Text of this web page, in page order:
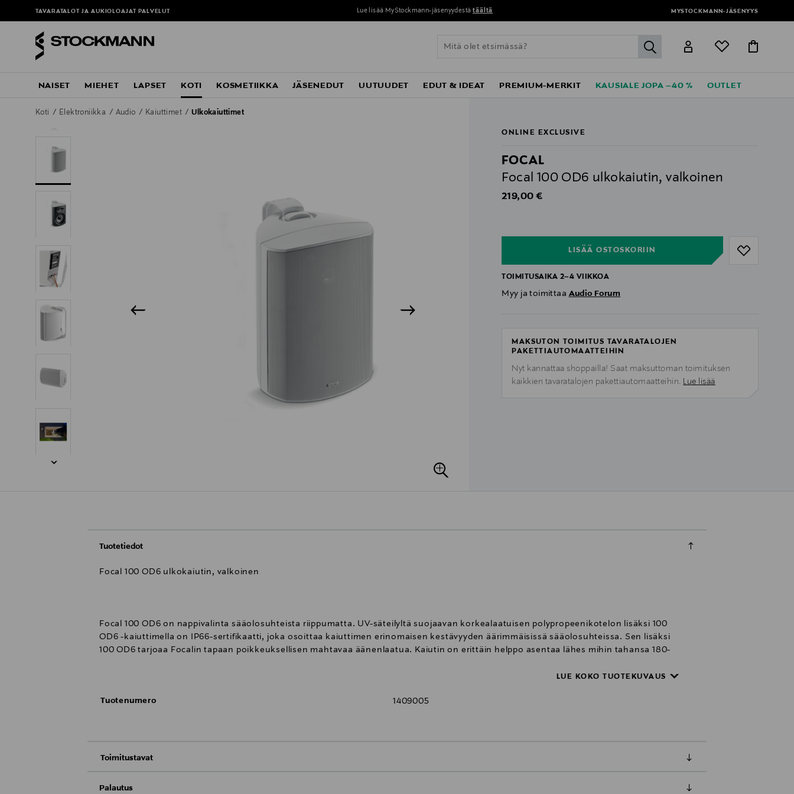
TAVARATALOT JA AUKIOLOAJAT PALVELUT Lue lisää MyStockmann-jäsenyydestä täältä MYSTOCKMANN-JÄSENYYS
label.header.go
NAISET MIEHET LAPSET KOTI KOSMETIIKKA JÄSENEDUT UUTUUDET EDUT & IDEAT PREMIUM-MERKIT KAUSIALE JOPA –40 % OUTLET
Koti Elektroniikka Audio Kaiuttimet Ulkokaiuttimet
ONLINE EXCLUSIVE
FOCAL
Focal 100 OD6 ulkokaiutin, valkoinen
Original Price
219,00 €
LISÄÄ OSTOSKORIIN
TOIMITUSAIKA 2–4 VIIKKOA
Myy ja toimittaa Audio Forum
MAKSUTON TOIMITUS TAVARATALOJEN
PAKETTIAUTOMAATTEIHIN
Nyt kannattaa shoppailla! Saat maksuttoman toimituksen
kaikkien tavaratalojen pakettiautomaatteihin. Lue lisää
Tuotetiedot
Focal 100 OD6 ulkokaiutin, valkoinen
Focal 100 OD6 on nappivalinta sääolosuhteista riippumatta. UV-säteilyltä suojaavan korkealaatuisen polypropeenikotelon lisäksi 100
OD6 -kaiuttimella on IP66-sertifikaatti, joka osoittaa kaiuttimen erinomaisen kestävyyden äärimmäisissä sääolosuhteissa. Sen lisäksi
100 OD6 tarjoaa Focalin tapaan poikkeuksellisen mahtavaa äänenlaatua. Kaiutin on erittäin helppo asentaa lähes mihin tahansa 180-
jotta vaativinkin asiakas olisi tyytyväinen. 100 OD6 on saatavilla mustana tai valkoisena. Kotelo ja alumiininen suojaverkko voidaan
LUE KOKO TUOTEKUVAUS
Tuotenumero 1409005
Toimitustavat
Palautus